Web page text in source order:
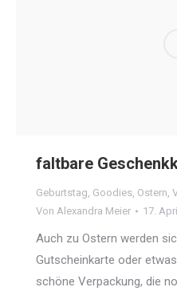
faltbare
Geburtstag, Goodies, Ostern,
Von Alexandra Meier 17.
Auch zu Ostern werden
Gutscheinkarte oder
schöne Verpackung, die